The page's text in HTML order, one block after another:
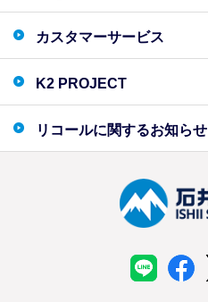
カスタマーサービス
K2 PROJECT
リコールに関するお知らせ